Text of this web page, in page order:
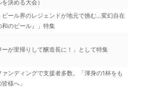
決める大会）
ビール界のレジェンドが地元で挑む…変幻自在
和のビール』」特集
ーが里帰りして醸造長に！」として特集
ァンディングで支援者多数。「渾身の1杯をも
様へ」